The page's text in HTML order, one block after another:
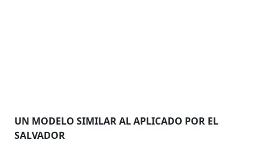
UN MODELO SIMILAR AL APLICADO POR EL
SALVADOR